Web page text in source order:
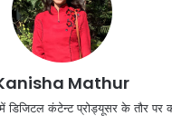
Mathur
डिजिटल कंटेन्ट प्रोड्यूसर के तौर पर